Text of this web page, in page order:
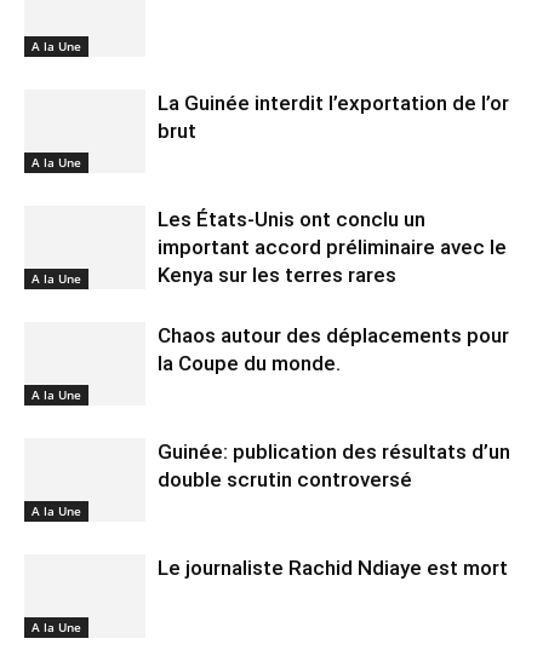
A la Une
A la Une
La Guinée interdit l’exportation de l’or
brut
A la Une
Les États-Unis ont conclu un
important accord préliminaire avec le
Kenya sur les terres rares
A la Une
Chaos autour des déplacements pour
la Coupe du monde.
A la Une
Guinée: publication des résultats d’un
double scrutin controversé
A la Une
Le journaliste Rachid Ndiaye est mort